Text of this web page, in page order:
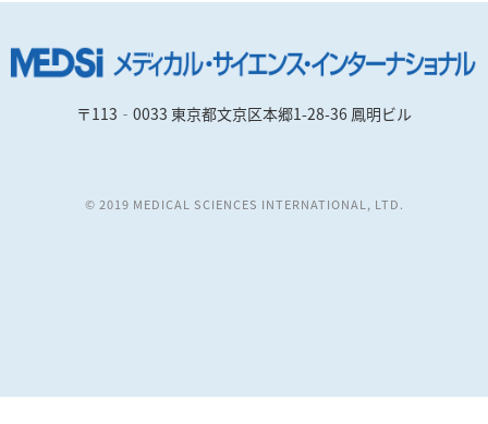
〒113‐0033 東京都文京区本郷1-28-36 鳳明ビル
© 2019 MEDICAL SCIENCES INTERNATIONAL, LTD.